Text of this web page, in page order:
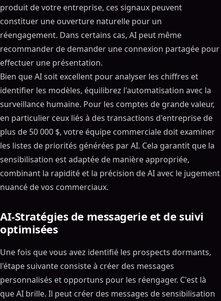
produit de votre entreprise, ces signaux peuvent
constituer une ouverture naturelle pour un
réengagement. Dans certains cas, AI peut même
recommander de demander une connexion partagée pour
effectuer une présentation.
Bien que AI soit excellent pour analyser les chiffres et
identifier les modèles, équilibrez l'automatisation avec la
surveillance humaine. Pour les comptes de grande valeur,
en particulier ceux liés à des transactions d'entreprise de
plus de 50 000 $, votre équipe commerciale doit examiner
les listes de priorités générées par AI. Cela garantit que la
sensibilisation est adaptée de manière appropriée,
combinant la rapidité et la précision de AI avec le jugement
nuancé de vos commerciaux.
AI-Stratégies de messagerie et de suivi
optimisées
Une fois que vous avez identifié les prospects dormants,
l'étape suivante consiste à créer des messages
personnalisés et opportuns pour les réengager. C'est là
que AI brille. Il peut créer des messages de sensibilisation